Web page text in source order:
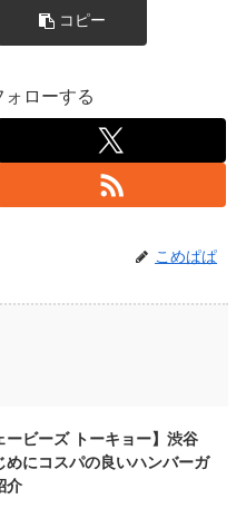
コピー
ォローする
こめぱぱ
ービーズ トーキョー】渋谷
めにコスパの良いハンバーガ
介